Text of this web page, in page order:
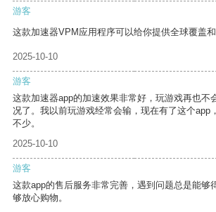
游客
这款加速器VPM应用程序可以给你提供全球覆盖和
2025-10-10
游客
这款加速器app的加速效果非常好，玩游戏再也不
况了。我以前玩游戏经常会输，现在有了这个app
不少。
2025-10-10
游客
这款app的售后服务非常完善，遇到问题总是能够
够放心购物。